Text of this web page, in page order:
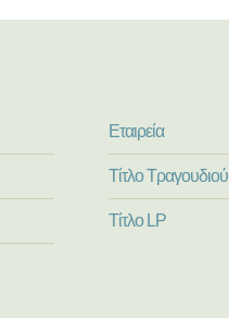
Εταιρεία
Τίτλο Τραγουδιού
Τίτλο LP